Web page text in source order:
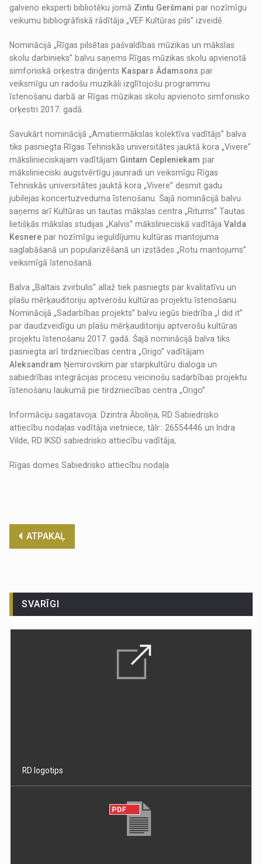
galveno eksperti bibliotēku jomā Zintu Geršmani par nozīmīgu
veikumu bibliogrāfiskā rādītāja „VEF Kultūras pils” izveidē.
Nominācijā „Rīgas pilsētas pašvaldības mūzikas un mākslas
skolu darbinieks” balvu saņems Rīgas mūzikas skolu apvienotā
simfoniskā orķestra diriģents Kaspars Ādamsonspar
veiksmīgu un radošu muzikāli izglītojošu programmu
īstenošanu darbā ar Rīgas mūzikas skolu apvienoto simfonisko
orķestri 2017. gadā.
Savukārt nominācijā „Amatiermākslas kolektīva vadītājs” balva
tiks pasniegta Rīgas Tehniskās universitātes jauktā kora „Vivere”
mākslinieciskajam vadītājam Gintam Cepleniekampar
mākslinieciski augstvērtīgu jaunradi un veiksmīgu Rīgas
Tehniskās universitātes jauktā kora „Vivere” desmit gadu
jubilejas koncertuzveduma īstenošanu. Šajā nominācijā balvu
saņems arī Kultūras un tautas mākslas centra „Ritums” Tautas
lietišķās mākslas studijas „Kalvis” mākslinieciskā vadītājaValda
Kesnerepar nozīmīgu ieguldījumu kultūras mantojuma
saglabāšanā un popularizēšanā un izstādes „Rotu mantojums”
veiksmīgā īstenošanā.
Balva „Baltais zvirbulis” allaž tiek pasniegts par kvalitatīvu un
plašu mērķauditoriju aptverošu kultūras projektu īstenošanu.
Nominācijā „Sadarbības projekts” balvu iegūs biedrība „I did it”
par daudzveidīgu un plašu mērķauditoriju aptverošu kultūras
projektu īstenošanu 2017. gadā. Šajā nominācijā balva tiks
pasniegta arī tirdzniecības centra „Origo” vadītājam
Aleksandram Ņemirovskim par starpkultūru dialoga un
sabiedrības integrācijas procesu veicinošu sadarbības projektu
īstenošanu laukumā pie tirdzniecības centra „Origo”.
Informāciju sagatavoja: Dzintra Āboliņa, RD Sabiedrisko
attiecību nodaļas vadītāja vietniece, tālr.: 26554446 un Indra
Vilde, RD IKSD sabiedrisko attiecību vadītāja,
Rīgas domes Sabiedrisko attiecību nodaļa
ATPAKAĻ
SVARĪGI
RD logotips